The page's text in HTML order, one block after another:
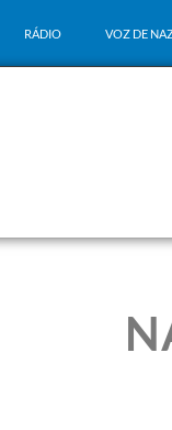
RÁDIO VOZ DE